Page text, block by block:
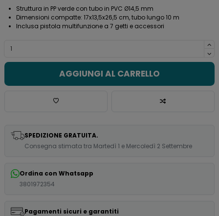
Struttura in PP verde con tubo in PVC Ø14,5 mm
Dimensioni compatte: 17x13,5x26,5 cm, tubo lungo 10 m
Inclusa pistola multifunzione a 7 getti e accessori
AGGIUNGI AL CARRELLO
SPEDIZIONE GRATUITA.
Consegna stimata tra Martedì 1 e Mercoledì 2 Settembre
Ordina con Whatsapp
3801972354
Pagamenti sicuri e garantiti